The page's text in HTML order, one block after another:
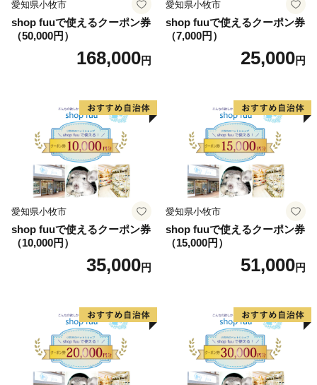
愛知県小牧市
shop fuuで使えるクーポン券
（50,000円）
168,000円
愛知県小牧市
shop fuuで使えるクーポン券
（7,000円）
25,000円
愛知県小牧市
shop fuuで使えるクーポン券
（10,000円）
35,000円
愛知県小牧市
shop fuuで使えるクーポン券
（15,000円）
51,000円